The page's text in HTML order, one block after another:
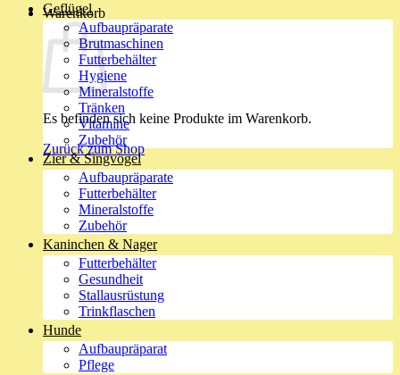
Warenkorb
Es befinden sich keine Produkte im Warenkorb.
Zurück zum Shop
Geflügel
Aufbaupräparate
Brutmaschinen
Futterbehälter
Hygiene
Mineralstoffe
Tränken
Vitamine
Zubehör
Zier & Singvögel
Aufbaupräparate
Futterbehälter
Mineralstoffe
Zubehör
Kaninchen & Nager
Futterbehälter
Gesundheit
Stallausrüstung
Trinkflaschen
Hunde
Aufbaupräparat
Pflege